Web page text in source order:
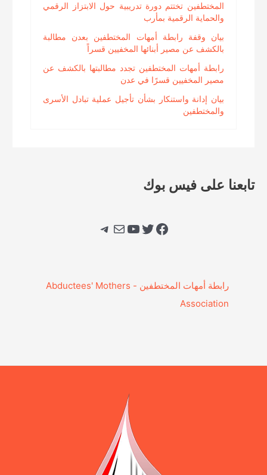
المختطفين تختتم دورة تدريبية حول الابتزاز الرقمي
والحماية الرقمية بمأرب
بيان وقفة رابطة أمهات المختطفين بعدن مطالبة
بالكشف عن مصير أبنائها المخفيين قسراً
رابطة أمهات المختطفين تجدد مطالبتها بالكشف عن
مصير المخفيين قسرًا في عدن
بيان إدانة واستنكار بشأن تأجيل عملية تبادل الأسرى
والمختطفين
تابعنا على فيس بوك
فيسبوك تويتر يوتيوببريد تيليجرام
‎رابطة أمهات المختطفين - Abductees' Mothers
Association‎